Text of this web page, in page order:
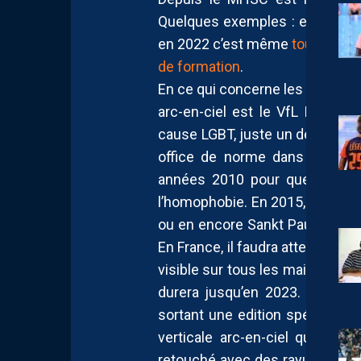
Quelques exemples : en 2010,
en 2022 c’est mêmetoute une
de formation.
En ce qui concerne les
arc-en-ciel est le VfL
cause LGBT, juste un délire
office de norme dans les
années 2010 pour que des
l’homophobie. En 2015,
ou en encore Sankt Pauli en
En France, il faudra attendre
visible sur tous les maillots de
durera jusqu’en 2023. Cette
sortant une edition spéciale :
verticale arc-en-ciel qui